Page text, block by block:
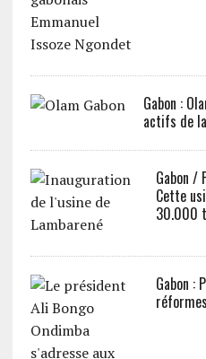
Gabon :
actifs de la
Gabon /
Cette
30.000
Gabon :